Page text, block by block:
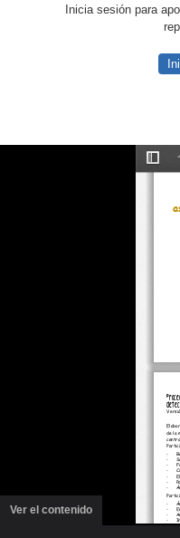
Inicia sesión para
Ver el contenido